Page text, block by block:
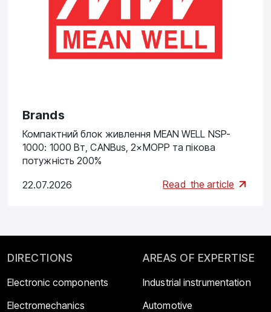
Brands
Компактний блок живлення MEAN WELL NSP-
1000: 1000 Вт, CANBus, 2×MOPP та пікова
потужність 200%
22.07.2026 Read the article
DIRECTIONS
Electronic components
Electromechanics
AREAS OF EXPERTISE
Industrial instrumentation
Automotive